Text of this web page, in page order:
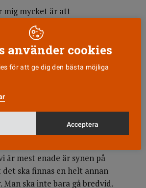
mig mycket är att
ser vården på ett annat
om förändringar som
att få bukt med exempelvis
och vällevnadssjukdomar som
framtidsperspektivet och kan
sjuksköterskestudenter och vilka
är mest enade är synen på
ska finnas en helt annan
ska inte bara gå bredvid.
använder cookies
för att ge dig den bästa möjliga
Acceptera